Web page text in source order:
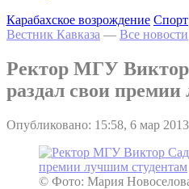
Карабахское возрождение Спорт
Вестник Кавказа — Все новости
Ректор МГУ
раздал свои
Опубликовано: 15:58, 6 мар
© Фото: Мария